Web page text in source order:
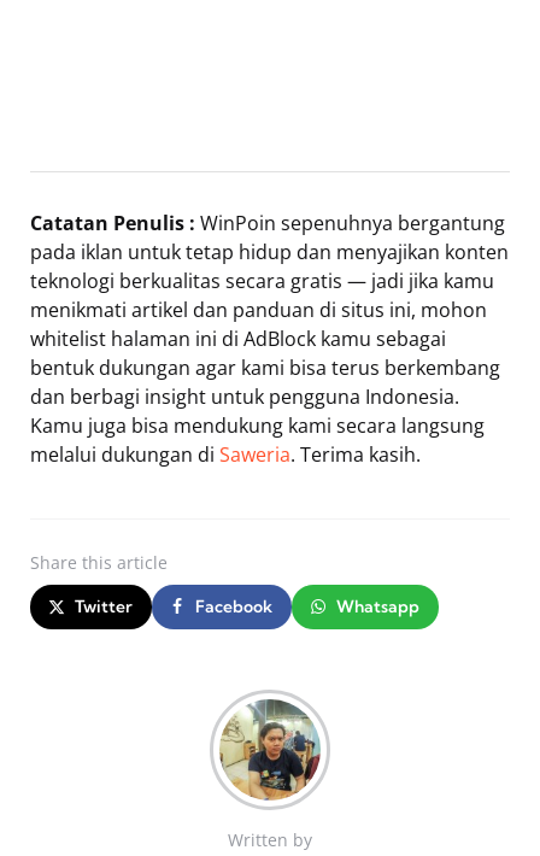
Catatan Penulis : WinPoin sepenuhnya bergantung
pada iklan untuk tetap hidup dan menyajikan konten
teknologi berkualitas secara gratis — jadi jika kamu
menikmati artikel dan panduan di situs ini, mohon
whitelist halaman ini di AdBlock kamu sebagai
bentuk dukungan agar kami bisa terus berkembang
dan berbagi insight untuk pengguna Indonesia.
Kamu juga bisa mendukung kami secara langsung
melalui dukungan di Saweria. Terima kasih.
Share this article
Twitter Facebook Whatsapp
Written by